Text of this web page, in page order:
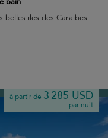
belles îles des Caraïbes.
à partir de 3 285 USD
par nuit